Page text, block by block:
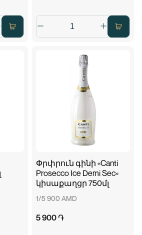
Փրփրուն գինի «Canti
Prosecco Ice Demi Sec»
կիսաքաղցր 750մլ
1/5 900 AMD
5 900 ֏